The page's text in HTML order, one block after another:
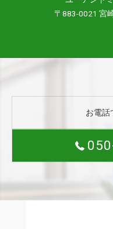
〒883-0021 宮
お電話